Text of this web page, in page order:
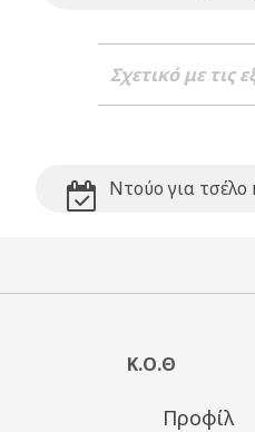
Σχετικό με τις
Ντούο για τσέλο
Κ.Ο.Θ
Προφίλ